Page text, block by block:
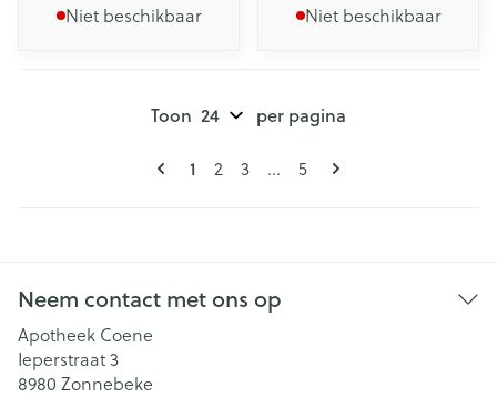
Niet beschikbaar Niet beschikbaar
Pagina's
U lees momenteel pagina
1 Pagina
2 Pagina
3 ... Pagina
5
Toon per pagina
Neem contact met ons op
Apotheek Coene
Ieperstraat 3
8980 Zonnebeke